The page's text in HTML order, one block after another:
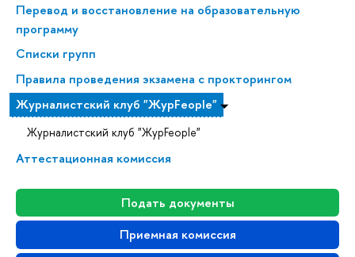
Перевод и восстановление на образовательную
программу
Списки групп
Правила проведения экзамена с прокторингом
Журналистский клуб "ЖурFeople"
Журналистский клуб "ЖурFeople"
Аттестационная комиссия
Подать документы
Приемная комиссия